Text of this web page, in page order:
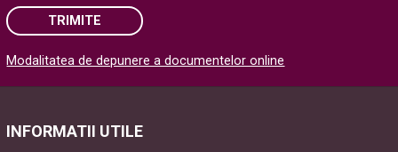
TRIMITE
Please leave this field empty.
Modalitatea de depunere a documentelor online
INFORMATII UTILE